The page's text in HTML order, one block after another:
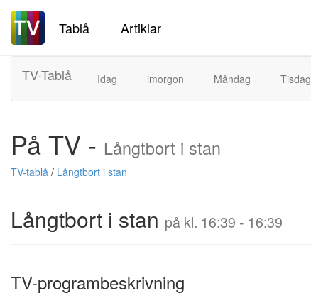
Tablå Artiklar
TV-Tablå Idag imorgon Måndag Tisdag
På TV - Långtbort i stan
TV-tablå / Långtbort i stan
Långtbort i stan på kl. 16:39 - 16:39
TV-programbeskrivning